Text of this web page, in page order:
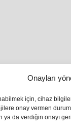
Onayları
için, cihaz
onay vermen
da verdiğin onayı